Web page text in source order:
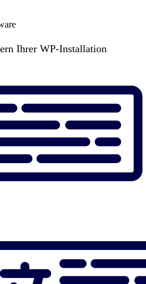
Ihrer WP-Installation